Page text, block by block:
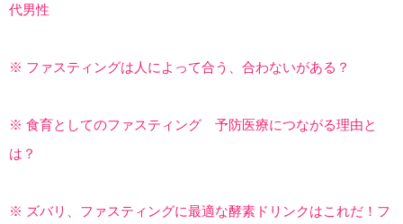
代男性
※ ファスティングは人によって合う、合わないがある？
※ 食育としてのファスティング 予防医療につながる理由と
は？
※ ズバリ、ファスティングに最適な酵素ドリンクはこれだ！フ